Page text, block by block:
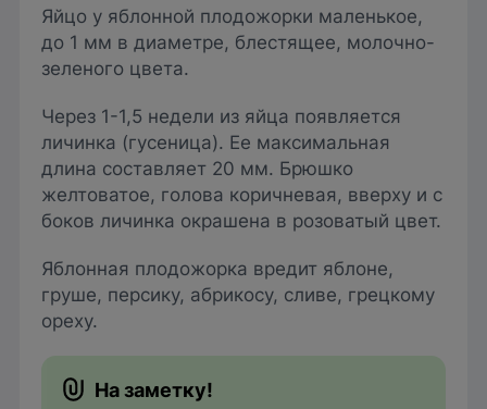
Яйцо у яблонной плодожорки маленькое,
до 1 мм в диаметре, блестящее, молочно-
зеленого цвета.
Через 1-1,5 недели из яйца появляется
личинка (гусеница). Ее максимальная
длина составляет 20 мм. Брюшко
желтоватое, голова коричневая, вверху и с
боков личинка окрашена в розоватый цвет.
Яблонная плодожорка вредит яблоне,
груше, персику, абрикосу, сливе, грецкому
ореху.